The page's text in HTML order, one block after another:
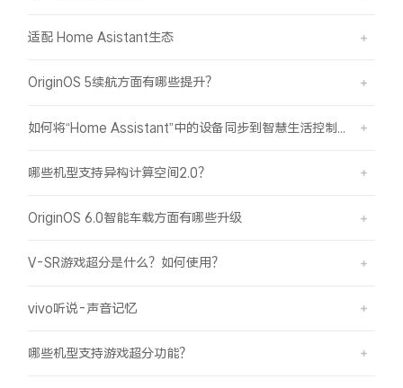
全部X机型
全部S机型
Y50 5G
全部Y机型 对比Y机型
iQOO Z11 Turbo iQOO Neo11
全部iQOO机型
vivo WATCH GT 2
全部智能硬件
适配 Home Asistant生态
OriginOS 5续航方面有哪些提升？
哪些机型支持异构计算空间2.0？
OriginOS 6.0智能车载方面有哪些升级
V-SR游戏超分是什么？如何使用？
vivo听说-声音记忆
哪些机型支持游戏超分功能？